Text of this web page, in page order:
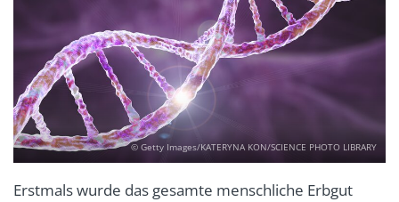
© Getty Images/KATERYNA KON/SCIENCE PHOTO LIBRARY
Erstmals wurde das gesamte menschliche Erbgut